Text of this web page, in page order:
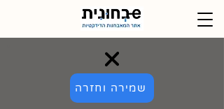
שמירה וחזרה